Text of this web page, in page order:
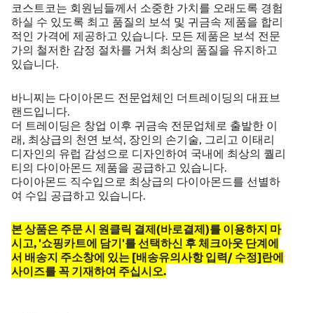
코스트코는 회원님들께서 소중한 가치를 오래도록 경험
하실 수 있도록 최고 품질의 보석 및 귀금속 제품을 합리
적인 가격에 제공하고 있습니다. 모든 제품은 보석 전문
가의 철저한 감정 절차를 거쳐 최상의 품질을 유지하고
있습니다.
바니찌는 다이아몬드 전문업체인 더트레이딩의 대표브
랜드입니다.
더 트레이딩은 창업 이후 귀금속 전문업체로 출발한 이
래, 최상급의 천연 보석, 장인의 손기술, 그리고 이태리
디자인의 유럽 감성으로 디자인하여 국내에 최상의 퀄리
티의 다이아몬드 제품을 공급하고 있습니다.
다이아몬드 직수입으로 최상급의 다이아몬드를 선별하
여 수입 공급하고 있습니다.
본 상품은 주문 시 원클릭 결제(바로결제)를 이용하지 마
시고, '쇼핑카트에 담기'를 선택하신 후 체크아웃 단계에
서 배송지 주소창에 있는 [배송유의사항 입력/ 수정]란에
사이즈를 꼭 기재하여 주십시오.​